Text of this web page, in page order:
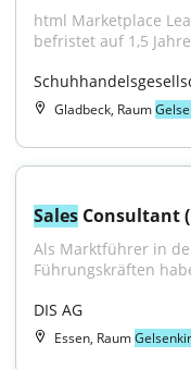
html Marketplace
befristet auf 1,5
Gladbeck, Raum
Sales Consultant
Als Marktführer in
Führungskräften
DIS AG
Essen, Raum